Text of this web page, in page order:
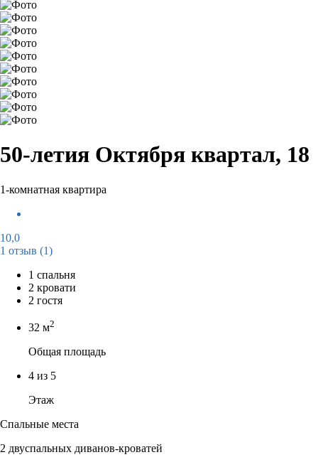
50-летия Октября квартал, 18
1-комнатная квартира
10,0
1 отзыв (1)
1 спальня
2 кровати
2 гостя
32 м2
Общая площадь
4 из 5
Этаж
Спальные места
2 двуспальных диванов-кроватей